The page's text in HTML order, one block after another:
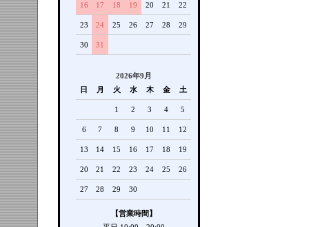
16 17 18 19 20 21 22
23 24 25 26 27 28 29
30 31
2026年9月
日
月 火 水 木 金 土
1 2 3 4 5
6 7 8 9 10 11 12
13 14 15 16 17 18 19
20 21 22 23 24 25 26
27 28 29 30
【営業時間】